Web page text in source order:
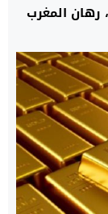
رهان المغرب